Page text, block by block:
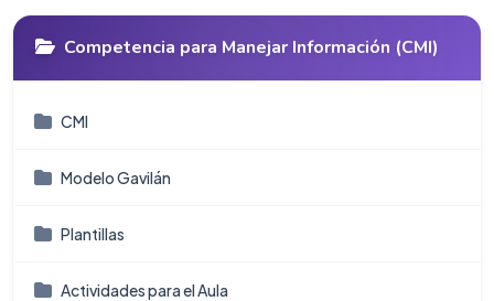
Competencia para Manejar Información (CMI)
CMI
Modelo Gavilán
Plantillas
Actividades para el Aula